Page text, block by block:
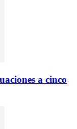
a cinco